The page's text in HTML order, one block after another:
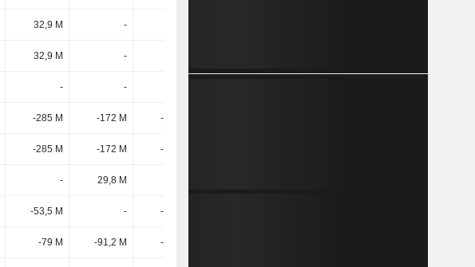
32,9 M -
32,9 M -
- -
-285 M -172 M -123 M
-285 M -172 M -123 M
- 29,8 M
-53,5 M - -100 M
-79 M -91,2 M -102 M